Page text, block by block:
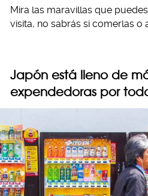
Mira las maravillas que
visita, no sabrás si comerlas o
Japón está lleno de
expendedoras por